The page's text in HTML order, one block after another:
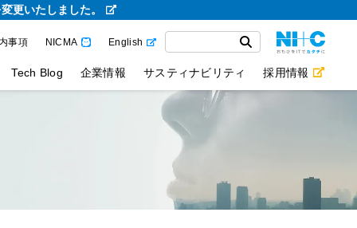
更いたしました。
事項 NICMA English
Tech Blog 企業情報 サスティナビリティ 採用情報